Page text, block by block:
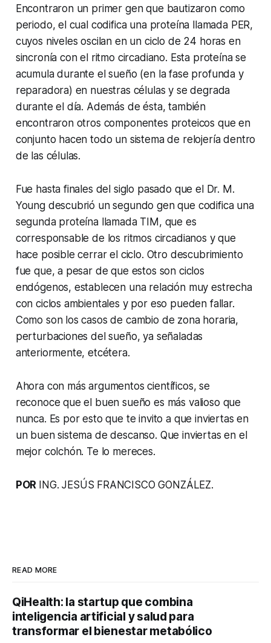
Encontraron un primer gen que bautizaron como
periodo, el cual codifica una proteína llamada PER,
cuyos niveles oscilan en un ciclo de 24 horas en
sincronía con el ritmo circadiano. Esta proteína se
acumula durante el sueño (en la fase profunda y
reparadora) en nuestras células y se degrada
durante el día. Además de ésta, también
encontraron otros componentes proteicos que en
conjunto hacen todo un sistema de relojería dentro
de las células.
Fue hasta finales del siglo pasado que el Dr. M.
Young descubrió un segundo gen que codifica una
segunda proteína llamada TIM, que es
corresponsable de los ritmos circadianos y que
hace posible cerrar el ciclo. Otro descubrimiento
fue que, a pesar de que estos son ciclos
endógenos, establecen una relación muy estrecha
con ciclos ambientales y por eso pueden fallar.
Como son los casos de cambio de zona horaria,
perturbaciones del sueño, ya señaladas
anteriormente, etcétera.
Ahora con más argumentos científicos, se
reconoce que el buen sueño es más valioso que
nunca. Es por esto que te invito a que inviertas en
un buen sistema de descanso. Que inviertas en el
mejor colchón. Te lo mereces.
POR ING. JESÚS FRANCISCO GONZÁLEZ.
READ MORE
QiHealth: la startup que combina
inteligencia artificial y salud para
transformar el bienestar metabólico